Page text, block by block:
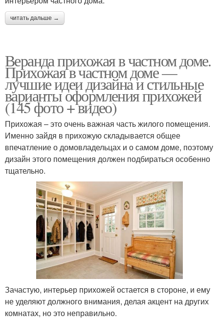
читать дальше →
Веранда прихожая в частном доме.
Прихожая в частном доме —
лучшие идеи дизайна и стильные
варианты оформления прихожей
(145 фото + видео)
Прихожая – это очень важная часть жилого помещения.
Именно зайдя в прихожую складывается общее
впечатление о домовладельцах и о самом доме, поэтому
дизайн этого помещения должен подбираться особенно
тщательно.
Зачастую, интерьер прихожей остается в стороне, и ему
не уделяют должного внимания, делая акцент на других
комнатах, но это неправильно.